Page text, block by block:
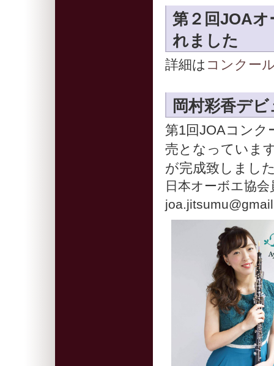
第２回JOA
れました
詳細は コンクー
岡村彩香デ
第1回JOAコンク
売となっていま
が完成致しまし
日本オーボエ協